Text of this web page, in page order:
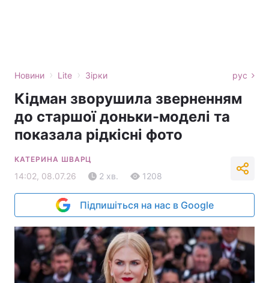
Новини › Lite › Зірки рус
Кідман зворушила зверненням
до старшої доньки-моделі та
показала рідкісні фото
КАТЕРИНА ШВАРЦ
14:02, 08.07.26 2 хв. 1208
Підпишіться на нас в Google